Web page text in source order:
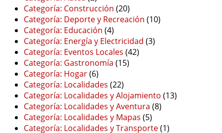
Categoría: Construcción (20)
Categoría: Deporte y Recreación (10)
Categoría: Educación (4)
Categoría: Energía y Electricidad (3)
Categoría: Eventos Locales (42)
Categoría: Gastronomía (15)
Categoría: Hogar(6)
Categoría: Localidades (22)
Categoría: Localidades y Alojamiento (13)
Categoría: Localidades y Aventura (8)
Categoría: Localidades y Mapas (5)
Categoría: Localidades y Transporte(1)